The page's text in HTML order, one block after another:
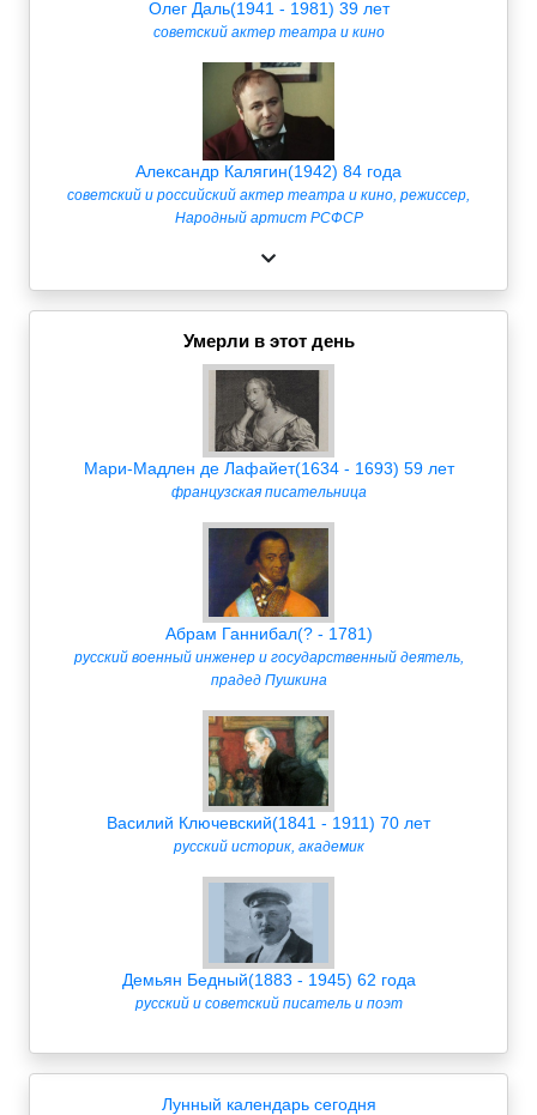
Олег Даль(1941 - 1981) 39 лет
советский актер театра и кино
Александр Калягин(1942) 84 года
советский и российский актер театра и кино, режиссер,
Народный артист РСФСР
Умерли в этот день
Мари-Мадлен де Лафайет(1634 - 1693) 59 лет
французская писательница
Абрам Ганнибал(? - 1781)
русский военный инженер и государственный деятель,
прадед Пушкина
Василий Ключевский(1841 - 1911) 70 лет
русский историк, академик
Демьян Бедный(1883 - 1945) 62 года
русский и советский писатель и поэт
Лунный календарь сегодня